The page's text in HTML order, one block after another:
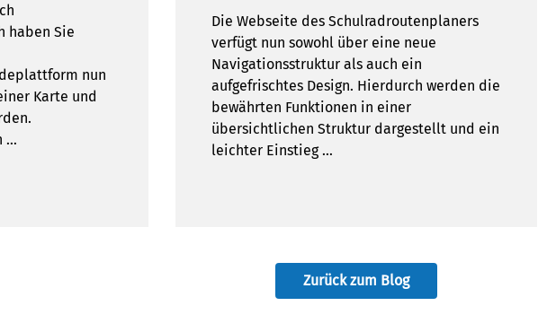
haben Sie
nun
Karte und
…
Die Webseite des Schulradroutenplaners
verfügt nun sowohl über eine neue
Navigationsstruktur als auch ein
aufgefrischtes Design. Hierdurch werden die
bewährten Funktionen in einer
übersichtlichen Struktur dargestellt und ein
leichter Einstieg …
Zurück zum Blog